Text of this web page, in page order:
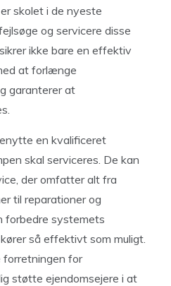
skolet i de nyeste
og servicere disse
ikke bare en effektiv
at forlænge
garanterer at
en kvalificeret
skal serviceres. De kan
der omfatter alt fra
til reparationer og
systemets
så effektivt som muligt.
forretningen for
støtte ejendomsejere i at